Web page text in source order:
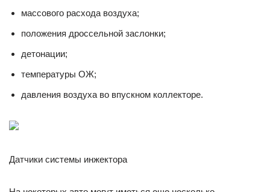
массового расхода воздуха;
положения дроссельной заслонки;
детонации;
температуры ОЖ;
давления воздуха во впускном коллекторе.
Датчики системы инжектора